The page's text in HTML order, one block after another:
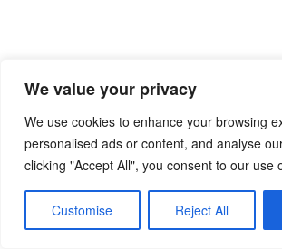
We value your privacy
We use cookies to enhance your browsing
personalised ads or content, and analyse
clicking "Accept All", you consent to our use
Customise Reject All